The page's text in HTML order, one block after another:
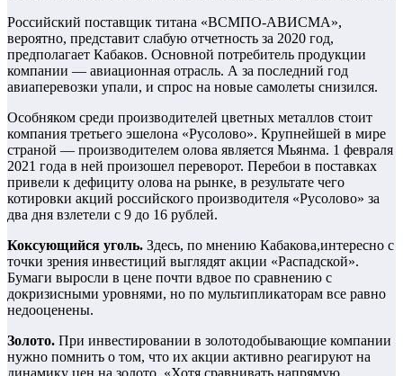
Российский поставщик титана «ВСМПО-АВИСМА»,
вероятно, представит слабую отчетность за 2020 год,
предполагает Кабаков. Основной потребитель продукции
компании — авиационная отрасль. А за последний год
авиаперевозки упали, и спрос на новые самолеты снизился.
Особняком среди производителей цветных металлов стоит
компания третьего эшелона «Русолово». Крупнейшей в мире
страной — производителем олова является Мьянма. 1 февраля
2021 года в ней произошел переворот. Перебои в поставках
привели к дефициту олова на рынке, в результате чего
котировки акций российского производителя «Русолово» за
два дня взлетели с 9 до 16 рублей.
Коксующийся уголь. Здесь, по мнению Кабакова,интересно с
точки зрения инвестиций выглядят акции «Распадской».
Бумаги выросли в цене почти вдвое по сравнению с
докризисными уровнями, но по мультипликаторам все равно
недооценены.
Золото. При инвестировании в золотодобывающие компании
нужно помнить о том, что их акции активно реагируют на
динамику цен на золото. «Хотя сравнивать напрямую